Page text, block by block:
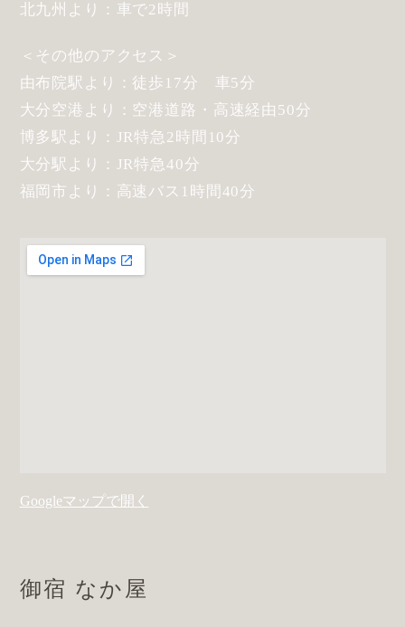
北九州より：車で2時間
＜その他のアクセス＞
由布院駅より：徒歩17分 車5分
大分空港より：空港道路・高速経由50分
博多駅より：JR特急2時間10分
大分駅より：JR特急40分
福岡市より：高速バス1時間40分
Googleマップで開く
御宿 なか屋